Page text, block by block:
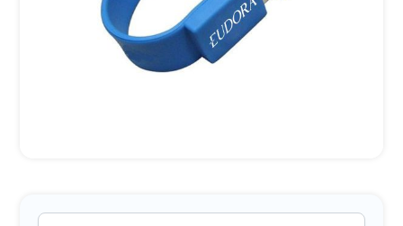
Iniciar conversa